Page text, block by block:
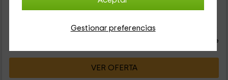
Gestionar preferencias
Contacto directo
persona y noche
VER OFERTA